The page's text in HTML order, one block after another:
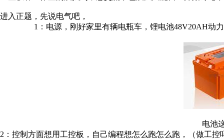
进入正题，先说电气吧，
1：电源，刚好家里有辆电瓶车，锂电池48V20AH动
电池
2：控制方面想用工控板，自己编程想怎么跑怎么跑，（做工